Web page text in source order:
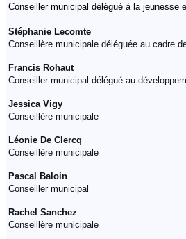
Conseiller municipal délégué à la jeunesse
Stéphanie Lecomte
Conseillère municipale déléguée au cadre
Francis Rohaut
Conseiller municipal délégué au
Jessica Vigy
Conseillère municipale
Léonie De Clercq
Conseillère municipale
Pascal Baloin
Conseiller municipal
Rachel Sanchez
Conseillère municipale